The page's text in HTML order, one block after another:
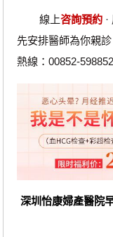
‎線上咨詢預約·
先安排醫師為你親
熱線：00852-
深圳怡康婦產醫院